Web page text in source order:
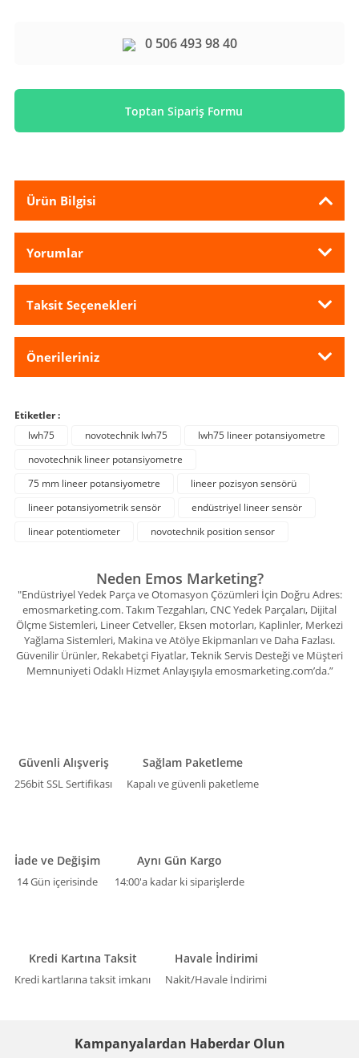
0 506 493 98 40
Toptan Sipariş Formu
Ürün Bilgisi
Yorumlar
Taksit Seçenekleri
Önerileriniz
Etiketler :
lwh75
novotechnik lwh75
lwh75 lineer potansiyometre
novotechnik lineer potansiyometre
75 mm lineer potansiyometre
lineer pozisyon sensörü
lineer potansiyometrik sensör
endüstriyel lineer sensör
linear potentiometer
novotechnik position sensor
Neden Emos Marketing?
"Endüstriyel Yedek Parça ve Otomasyon Çözümleri İçin Doğru Adres:
emosmarketing.com. Takım Tezgahları, CNC Yedek Parçaları, Dijital
Ölçme Sistemleri, Lineer Cetveller, Eksen motorları, Kaplinler, Merkezi
Yağlama Sistemleri, Makina ve Atölye Ekipmanları ve Daha Fazlası.
Güvenilir Ürünler, Rekabetçi Fiyatlar, Teknik Servis Desteği ve Müşteri
Memnuniyeti Odaklı Hizmet Anlayışıyla emosmarketing.com’da.”
Güvenli Alışveriş
256bit SSL Sertifikası
Sağlam Paketleme
Kapalı ve güvenli paketleme
İade ve Değişim
14 Gün içerisinde
Aynı Gün Kargo
14:00'a kadar ki siparişlerde
Kredi Kartına Taksit
Kredi kartlarına taksit imkanı
Havale İndirimi
Nakit/Havale İndirimi
Kampanyalardan Haberdar Olun